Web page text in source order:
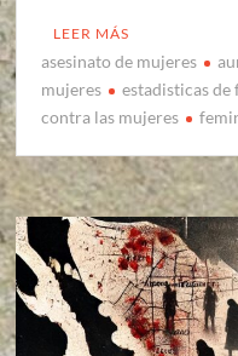
LEER MÁS
asesinato de mujeres
mujeres
estadisticas
contra las mujeres